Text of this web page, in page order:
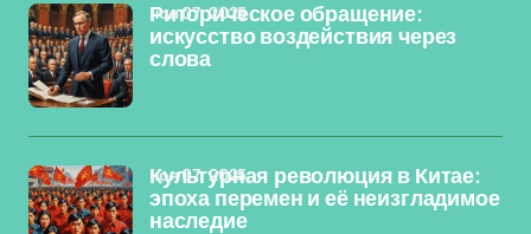
Риторическое обращение:
искусство воздействия через
слова
ноя 07, 2025
Культурная революция в Китае:
эпоха перемен и её неизгладимое
наследие
ноя 07, 2025